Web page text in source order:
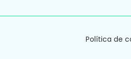
Política de